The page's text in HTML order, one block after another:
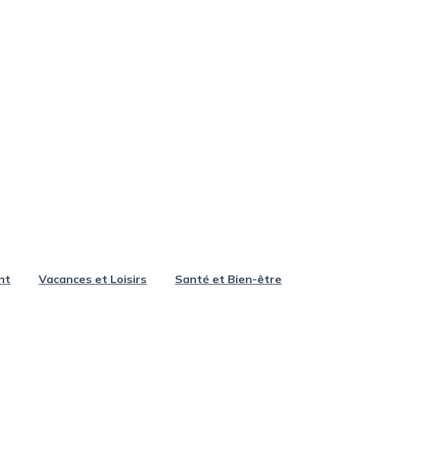
Vacances et Loisirs
Santé et Bien-être